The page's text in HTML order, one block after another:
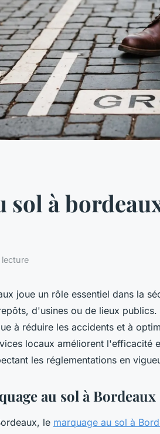
sol à
joue un rôle essentiel dans la
d'usines ou de lieux publics.
à réduire les accidents et à
locaux améliorent l'efficacité
les réglementations en
au sol à Bordeaux
le marquage au sol à